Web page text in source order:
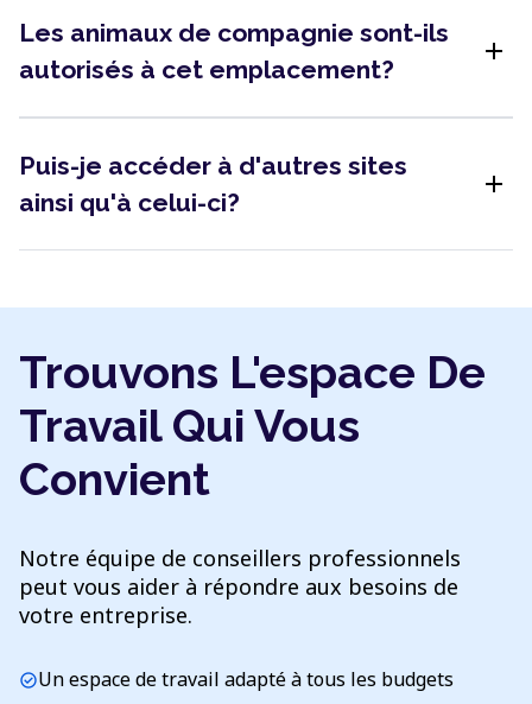
Les animaux de compagnie sont-ils
autorisés à cet emplacement?
add
Puis-je accéder à d'autres sites
ainsi qu'à celui-ci?
add
Trouvons L'espace De
Travail Qui Vous
Convient
Notre équipe de conseillers professionnels
peut vous aider à répondre aux besoins de
votre entreprise.
check_circleUn espace de travail adapté à tous les budgets